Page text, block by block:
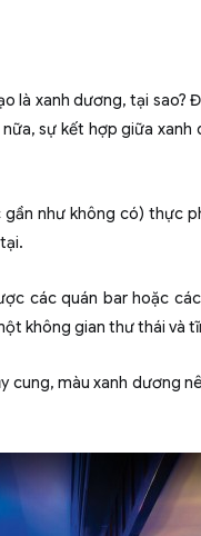
là xanh dương, tại sao?
sự kết hợp giữa
như không có) thực
các quán bar hoặc
không gian thư thái và
cung, màu xanh dương